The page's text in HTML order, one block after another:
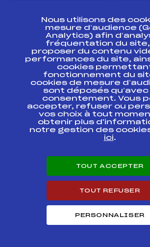
En cliquant sur « inscription », j’autorise la
adresse email pour m’envoyer
de la FFS, qui peut contenir des offres
promotionnelles de la FFS ou de ses
d’informations sur les modalités
la gestion de vos données, cliquez ici
CONTACT
ESPACE PRESSE
Ressources
Projet sportif fédéral
Projet de performance fédéral
Antidopage
Pôle Développement,
Nous utilisons des
mesure d’audience
Analytics) afin
fréquentation du site,
proposer du contenu
performances du site,
cookies
fonctionnement du
cookies de mesure
sont déposés
consentement. Vous
accepter, refuser ou
vos choix à tout
obtenir plus
notre gestion des
ici.
TOUT ACCEPTER
TOUT REFUSER
PERSONNALISER